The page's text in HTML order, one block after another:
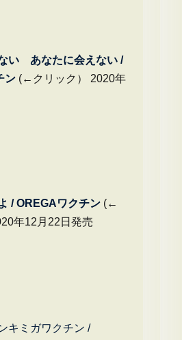
い あなたに会えない /
ン(←クリック） 2020年
/ OREGAワクチン(←
年12月22日発売
キミガワクチン /